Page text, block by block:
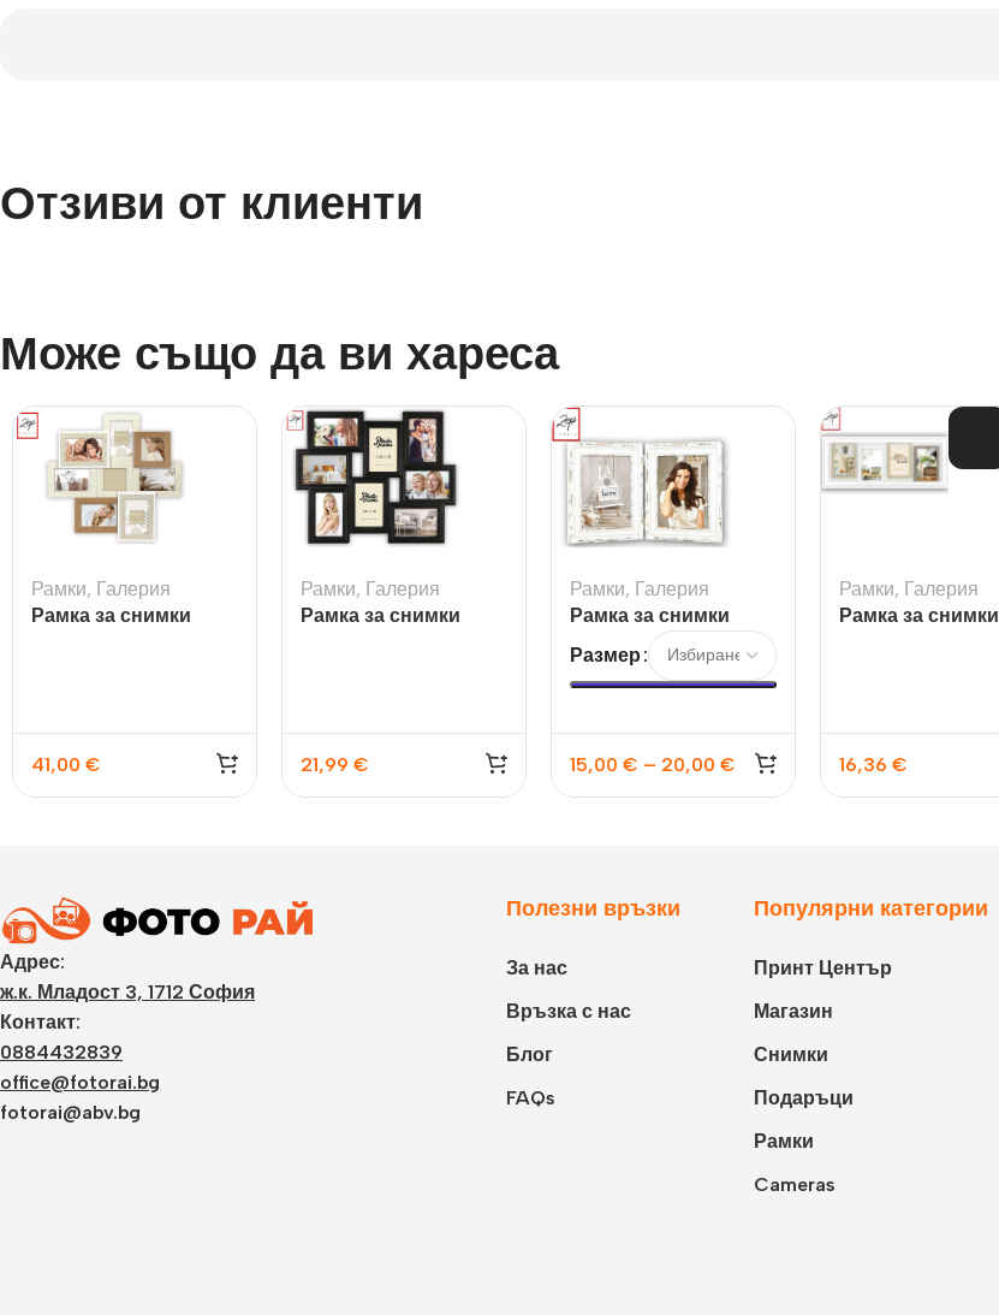
Отзиви от клиенти
Може също да ви хареса
Рамки, Галерия
Рамка за снимки
41,00 €
Рамки, Галерия
Рамка за снимки
21,99 €
Рамки, Галерия
Рамка за снимки
Saint Michel
Размер
15,00 € – 20,00 €
Рамки, Галерия
Рамка за снимки
16,36 €
Адрес:
ж.к. Младост 3, 1712 София
Контакт:
0884432839
office@fotorai.bg
fotorai@abv.bg
Полезни връзки
За нас
Връзка с нас
Блог
FAQs
Популярни категории
Принт Център
Магазин
Снимки
Подаръци
Рамки
Cameras